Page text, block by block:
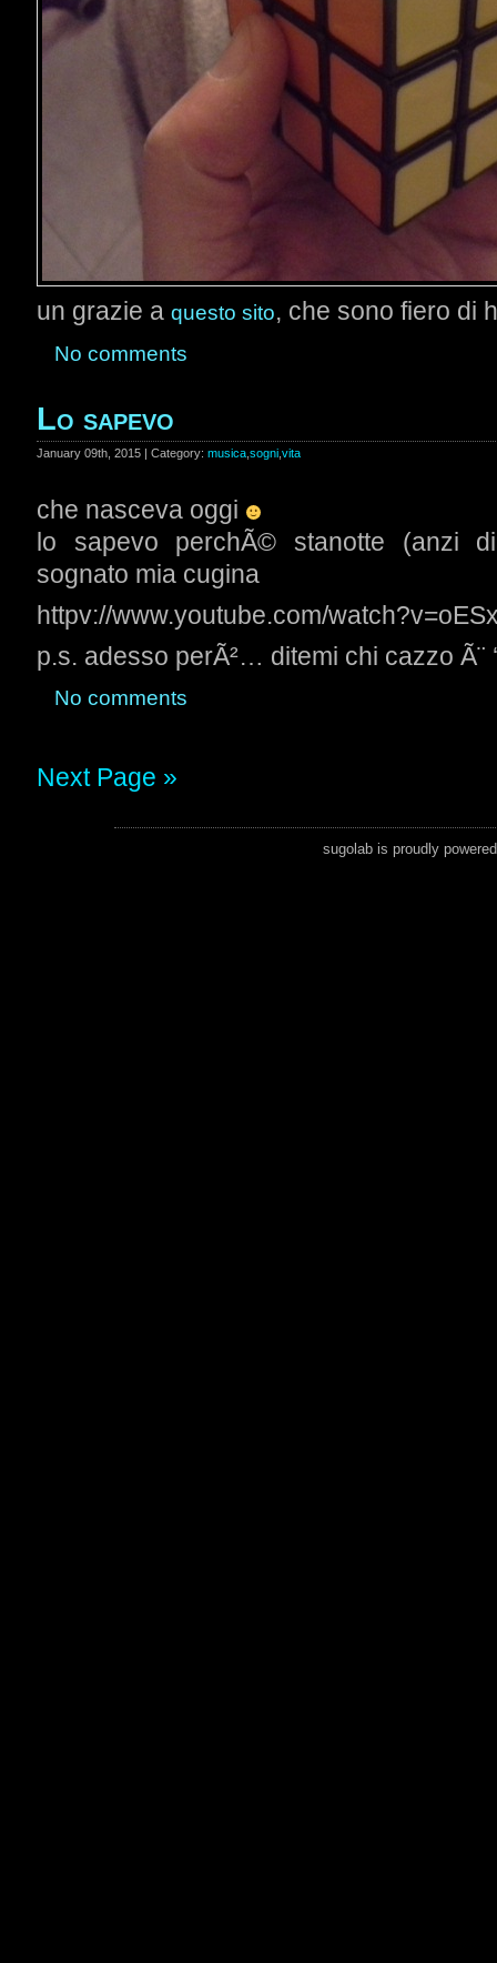
un grazie a questo sito, che sono fiero di
No comments
Lo sapevo
January 09th, 2015 | Category: musica sogni vita
che nasceva oggi
lo sapevo perchÃ© stanotte (anzi
sognato mia cugina
httpv://www.youtube.com/
p.s. adesso perÃ²… ditemi chi cazzo Ã¨
No comments
Next Page »
sugolab is proudly